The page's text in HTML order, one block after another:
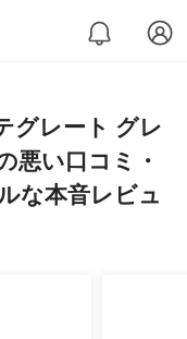
グレート グレ
悪い口コミ・
な本音レビュ